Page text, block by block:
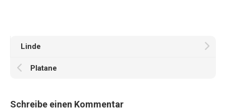
Linde
Platane
Schreibe einen Kommentar